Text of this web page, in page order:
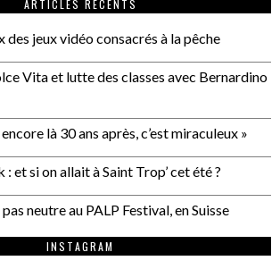
ARTICLES RÉCENTS
des jeux vidéo consacrés à la pêche
Vita et lutte des classes avec Bernardino
encore là 30 ans après, c’est miraculeux »
: et si on allait à Saint Trop’ cet été ?
neutre au PALP Festival, en Suisse
INSTAGRAM